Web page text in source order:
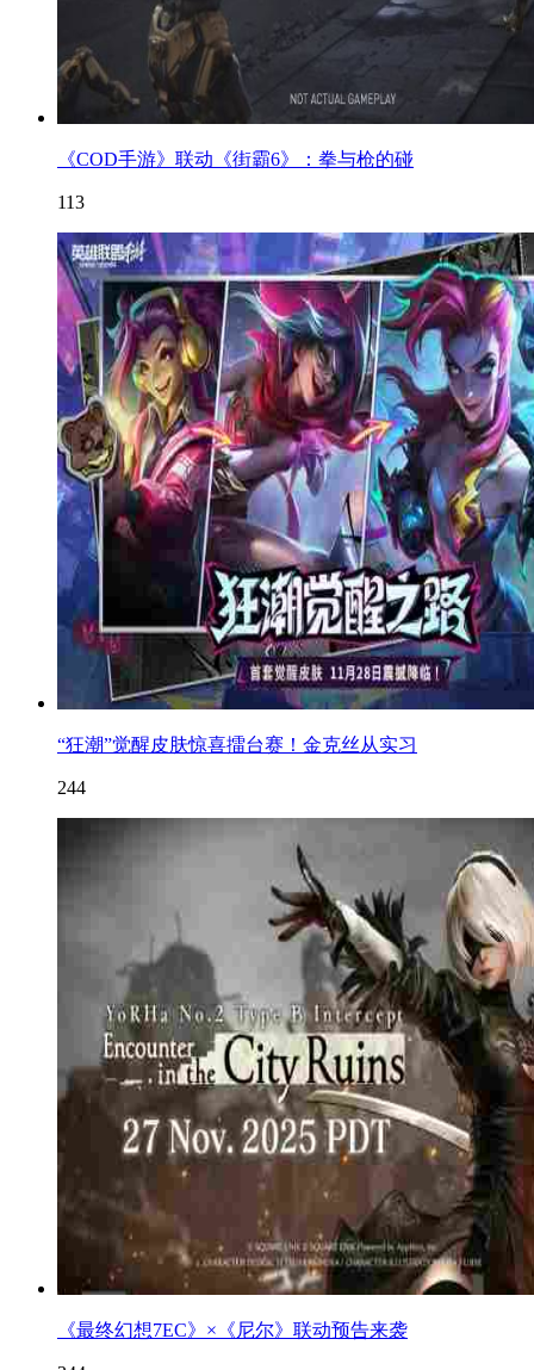
《COD手游》联动《街霸6》：拳与枪的碰
113
“狂潮”觉醒皮肤惊喜擂台赛！金克丝从实习
244
《最终幻想7EC》×《尼尔》联动预告来袭